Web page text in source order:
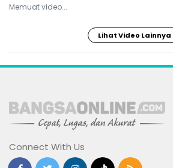
Memuat video...
Lihat Video Lainnya
Connect With Us